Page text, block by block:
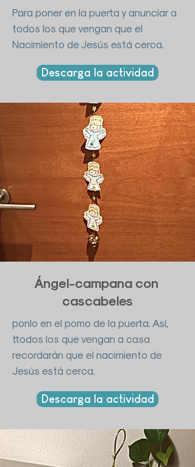
Para poner en la puerta y anunciar a
todos los que vengan que el
Nacimiento de Jesús está cerca.
Descarga la actividad
Ángel-campana con
cascabeles
ponlo en el pomo de la puerta. Así,
ttodos los que vengan a casa
recordarán que el nacimiento de
Jesús está cerca.
Descarga la actividad